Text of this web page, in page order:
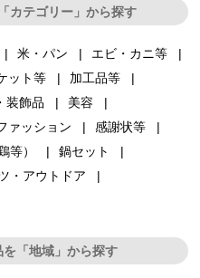
カテゴリー」から探す
米・パン
エビ・カニ等
ット等
加工品等
装飾品
美容
ァッション
感謝状等
等）
鍋セット
・アウトドア
「地域」から探す